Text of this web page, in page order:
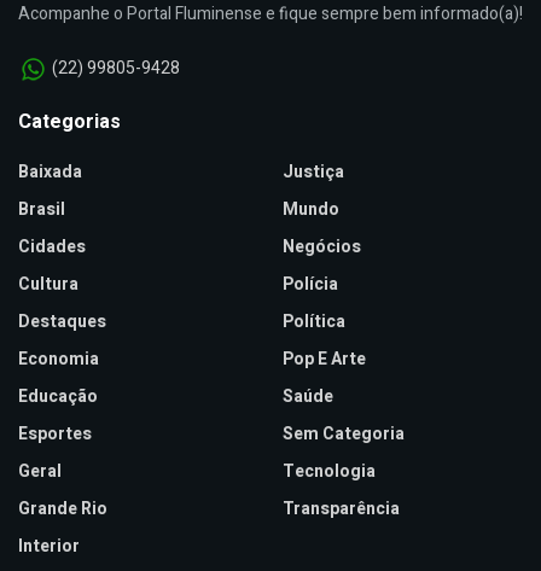
Acompanhe o Portal Fluminense e fique sempre bem informado(a)!
(22) 99805-9428
Categorias
Baixada
Brasil
Cidades
Cultura
Destaques
Economia
Educação
Esportes
Geral
Grande Rio
Interior
Justiça
Mundo
Negócios
Polícia
Política
Pop E Arte
Saúde
Sem Categoria
Tecnologia
Transparência